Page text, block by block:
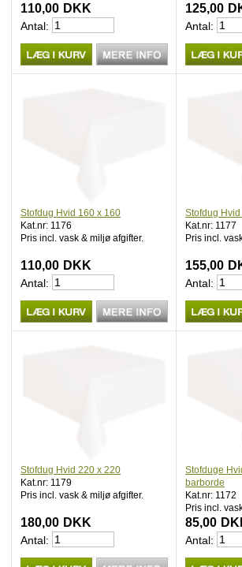
110,00 DKK
Antal:
125,00
Antal:
Stofdug Hvid 160 x 160
Kat.nr: 1176
Pris incl. vask & miljø afgifter.
110,00 DKK
Antal:
Stofdug
Kat.nr: 1177
Pris incl.
155,00
Antal:
Stofdug Hvid 220 x 220
Kat.nr: 1179
Pris incl. vask & miljø afgifter.
180,00 DKK
Antal:
Stofduge
barborde
Kat.nr: 1172
Pris incl.
85,00
Antal: